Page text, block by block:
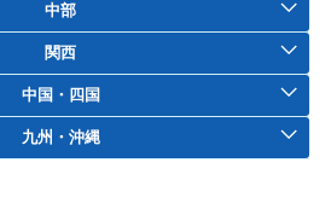
中部
関西
中国・四国
九州・沖縄